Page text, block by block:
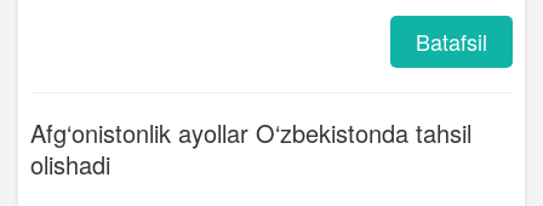
Batafsil
Afg‘onistonlik ayollar O‘zbekistonda tahsil
olishadi